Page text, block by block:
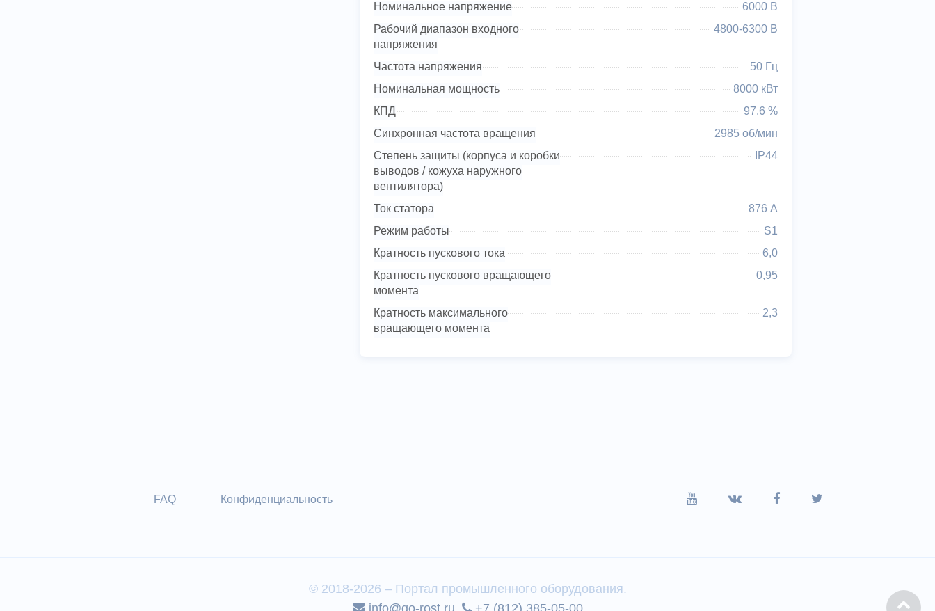
Номинальное напряжение
6000 В
Рабочий диапазон входного
напряжения
4800-6300 В
Частота напряжения
50 Гц
Номинальная мощность
8000 кВт
КПД
97.6 %
Синхронная частота вращения
2985 об/мин
Степень защиты (корпуса и коробки
выводов / кожуха наружного
вентилятора)
IP44
Ток статора
876 А
Режим работы
S1
Кратность пускового тока
6,0
Кратность пускового вращающего
момента
0,95
Кратность максимального
вращающего момента
2,3
FAQ Конфиденциальность
© 2018-2026 – Портал промышленного оборудования.